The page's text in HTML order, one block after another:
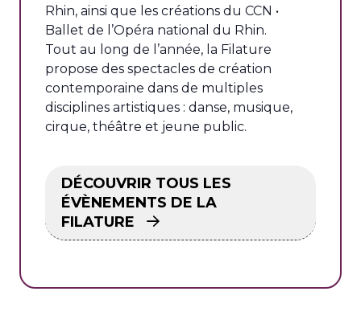
Rhin, ainsi que les créations du CCN •
Ballet de l’Opéra national du Rhin.
Tout au long de l’année, la Filature
propose des spectacles de création
contemporaine dans de multiples
disciplines artistiques : danse, musique,
cirque, théâtre et jeune public.
DÉCOUVRIR TOUS LES
ÉVÈNEMENTS DE LA
FILATURE